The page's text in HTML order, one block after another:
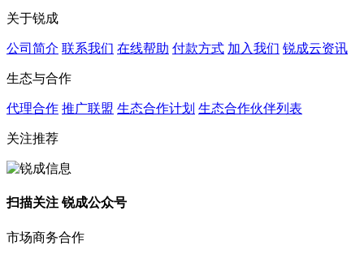
关于锐成
公司简介 联系我们 在线帮助 付款方式 加入我们 锐成云资讯
生态与合作
代理合作 推广联盟 生态合作计划 生态合作伙伴列表
关注推荐
扫描关注 锐成公众号
市场商务合作